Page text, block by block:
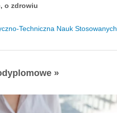
o zdrowiu
Techniczna Nauk Stosowanych
»